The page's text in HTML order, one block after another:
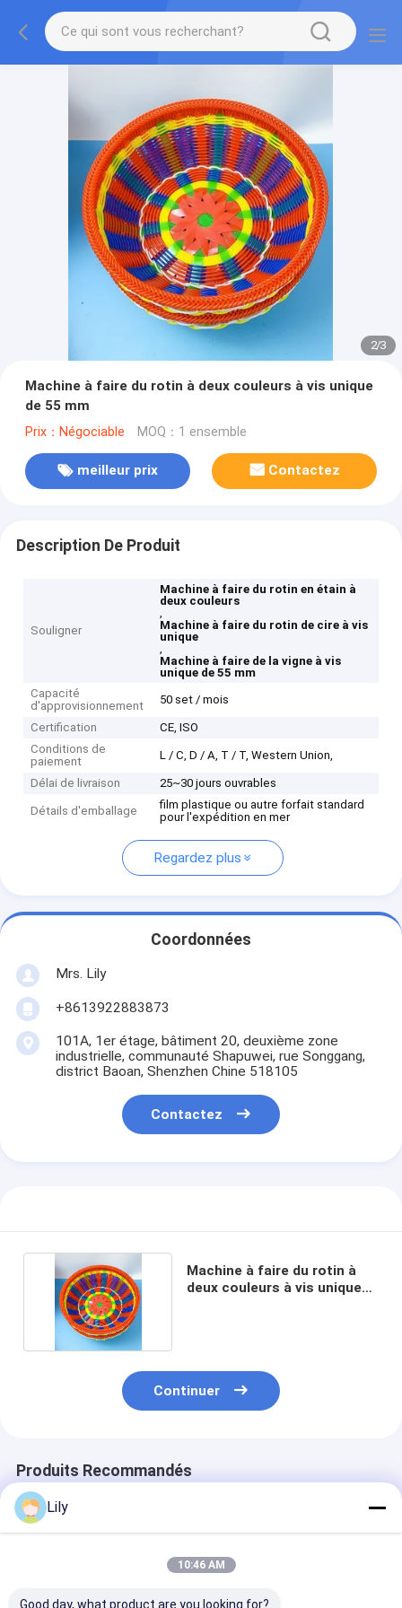
2/3
Machine à faire du rotin à deux couleurs à vis unique
de 55 mm
Prix：Négociable MOQ：1 ensemble
meilleur prix Contactez
Description De Produit
Souligner
Machine à faire du rotin en étain à
deux couleurs
,
Machine à faire du rotin de cire à vis
unique
,
Machine à faire de la vigne à vis
unique de 55 mm
Capacité
d'approvisionnement
50 set / mois
Certification
CE, ISO
Conditions de
paiement
L / C, D / A, T / T, Western Union,
Délai de livraison 25~30 jours ouvrables
Détails d'emballage
film plastique ou autre forfait standard
pour l'expédition en mer
Regardez plus
Coordonnées
Mrs. Lily
+8613922883873
101A, 1er étage, bâtiment 20, deuxième zone
industrielle, communauté Shapuwei, rue Songgang,
district Baoan, Shenzhen Chine 518105
Contactez
Machine à faire du rotin à
deux couleurs à vis unique
Continuer
Produits Recommandés
Lily
10:46 AM
Good day, what product are you looking for?